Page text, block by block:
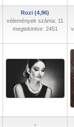
Rozi (4,96)
vélemények száma: 11
megtekintve: 2451
.